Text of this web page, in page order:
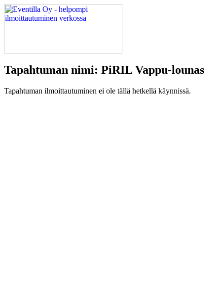
Tapahtuman nimi: PiRIL Vappu-lounas
Tapahtuman ilmoittautuminen ei ole tällä hetkellä käynnissä.